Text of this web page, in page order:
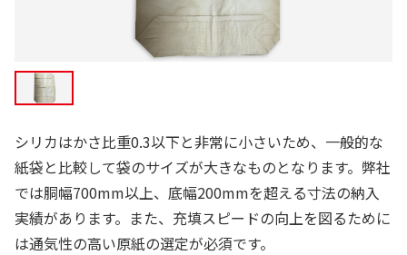
シリカはかさ比重0.3以下と非常に小さいため、一般的な
紙袋と比較して袋のサイズが大きなものとなります。弊社
では胴幅700mm以上、底幅200mmを超える寸法の納入
実績があります。また、充填スピードの向上を図るために
は通気性の高い原紙の選定が必須です。